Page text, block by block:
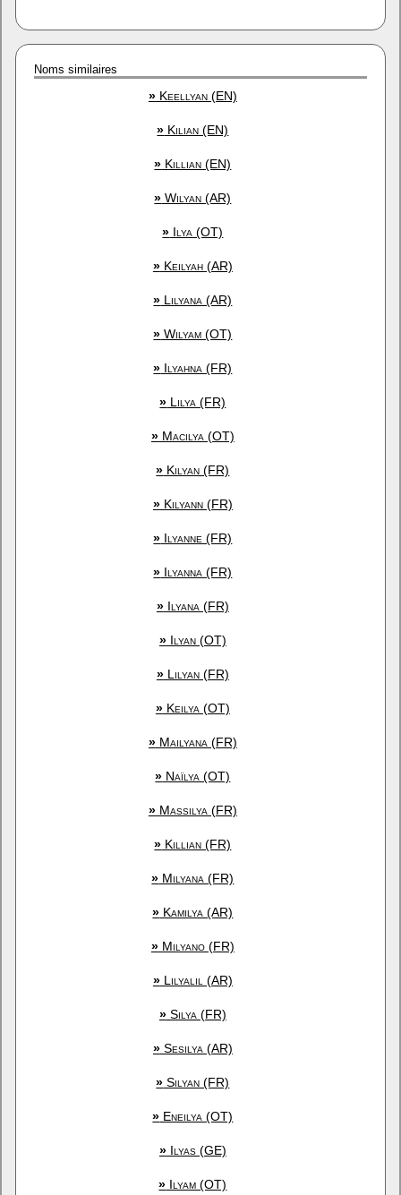
Noms similaires
»Keellyan (EN)
» Kilian (EN)
» Killian (EN)
» Wilyan (AR)
» Ilya (OT)
»Keilyah (AR)
» Lilyana (AR)
» Wilyam (OT)
» Ilyahna (FR)
» Lilya (FR)
»Macilya (OT)
» Kilyan (FR)
»Kilyann (FR)
» Ilyanne (FR)
» Ilyanna (FR)
»Ilyana (FR)
»Ilyan (OT)
»Lilyan (FR)
»Keilya (OT)
»Mailyana (FR)
» Naïlya (OT)
»Massilya (FR)
» Killian (FR)
» Milyana (FR)
» Kamilya (AR)
»Milyano (FR)
»Lilyalil (AR)
»Silya (FR)
»Sesilya (AR)
» Silyan (FR)
» Eneilya (OT)
»Ilyas (GE)
» Ilyam (OT)